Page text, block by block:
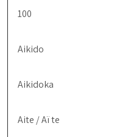
100
Aikido
Aikidoka
Aite / Aï te